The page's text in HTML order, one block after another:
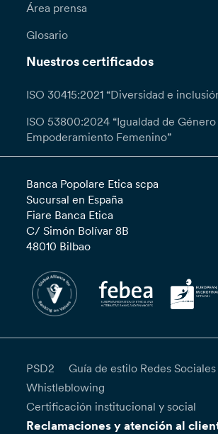
Área prensa
Glosario
Nuestros certificados
ISO 30415:2021 “Diversidad e
ISO 53800:2024 “Igualdad de
Empoderamiento Femenino”
Banca Popolare Etica scpa
Sucursal en España
Fiare Banca Etica
C/ Simón Bolívar 8B
48010 Bilbao
PSD2
Guía de estilo Redes Sociales
Whistleblowing
Certificación institucional y social
Reclamaciones y atención al